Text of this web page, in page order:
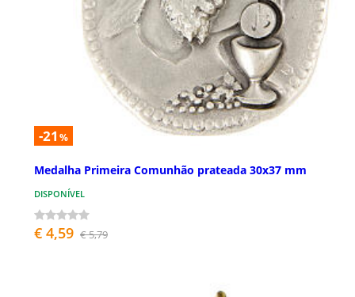
-21 %
Medalha Primeira Comunhão prateada 30x37 mm
DISPONÍVEL
€ 4,59 € 5,79